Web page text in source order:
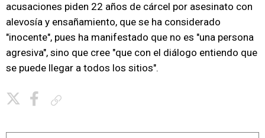
acusaciones piden 22 años de cárcel por asesinato con
alevosía y ensañamiento, que se ha considerado
"inocente", pues ha manifestado que no es "una persona
agresiva", sino que cree "que con el diálogo entiendo que
se puede llegar a todos los sitios".